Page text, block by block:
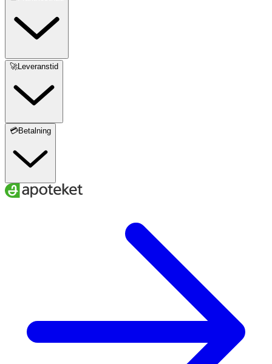
C-vitamin
* Dagligt referensintag.
Innehåll
Socker, glukossirap, invertsockersirap, honung (8%),
fruktos, ingefäraextrakt (0,6%), mentol (0,2%), syra
(citronsyra), mandarinjuicekoncentrat, aromer, vitamin C.
🚀Leveranstid
💳Betalning